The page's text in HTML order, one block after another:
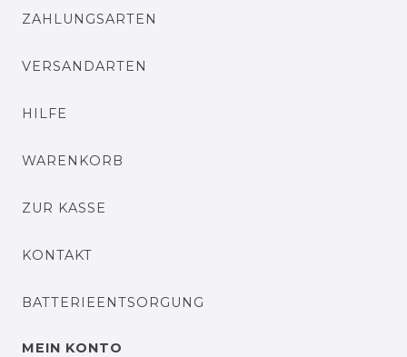
ZAHLUNGSARTEN
VERSANDARTEN
HILFE
WARENKORB
ZUR KASSE
KONTAKT
BATTERIEENTSORGUNG
MEIN KONTO